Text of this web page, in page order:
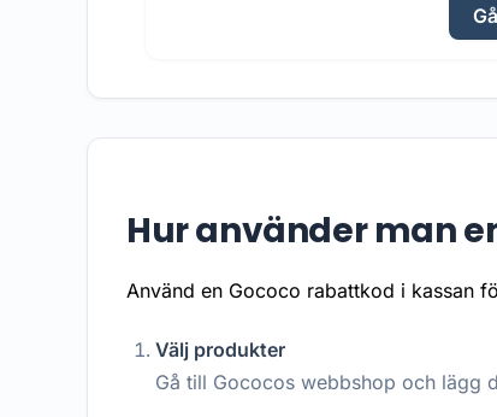
Hur använder man
Använd en Gococo rabattkod i kassan
Välj produkter
Gå till Gococos webbshop och lägg